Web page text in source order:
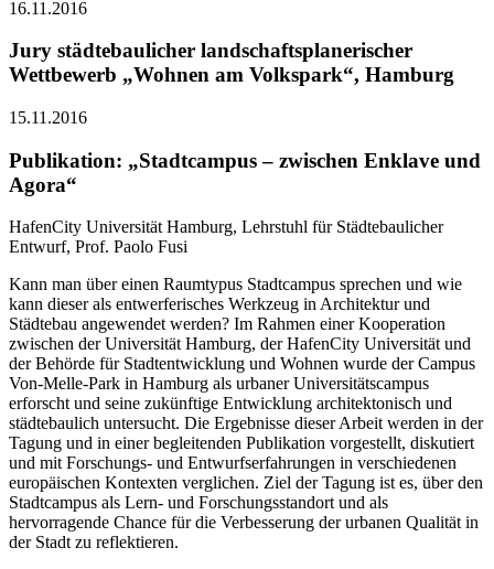
16.11.2016
Jury städtebaulicher landschaftsplanerischer
Wettbewerb „Wohnen am Volkspark“, Hamburg
15.11.2016
Publikation: „Stadtcampus – zwischen Enklave und
Agora“
HafenCity Universität Hamburg, Lehrstuhl für Städtebaulicher
Entwurf, Prof. Paolo Fusi
Kann man über einen Raumtypus Stadtcampus sprechen und wie
kann dieser als entwerferisches Werkzeug in Architektur und
Städtebau angewendet werden? Im Rahmen einer Kooperation
zwischen der Universität Hamburg, der HafenCity Universität und
der Behörde für Stadtentwicklung und Wohnen wurde der Campus
Von-Melle-Park in Hamburg als urbaner Universitätscampus
erforscht und seine zukünftige Entwicklung architektonisch und
städtebaulich untersucht. Die Ergebnisse dieser Arbeit werden in der
Tagung und in einer begleitenden Publikation vorgestellt, diskutiert
und mit Forschungs- und Entwurfserfahrungen in verschiedenen
europäischen Kontexten verglichen. Ziel der Tagung ist es, über den
Stadtcampus als Lern- und Forschungsstandort und als
hervorragende Chance für die Verbesserung der urbanen Qualität in
der Stadt zu reflektieren.